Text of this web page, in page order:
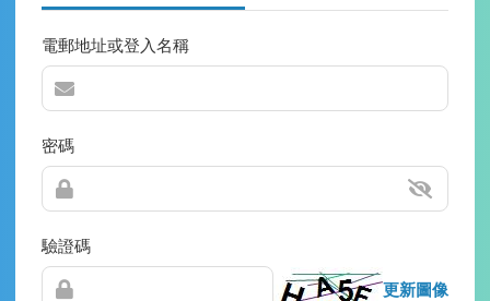
電郵地址或登入名稱
密碼
驗證碼
更新圖像